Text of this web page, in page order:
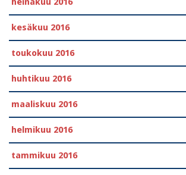
kesäkuu 2016
toukokuu 2016
huhtikuu 2016
maaliskuu 2016
helmikuu 2016
tammikuu 2016